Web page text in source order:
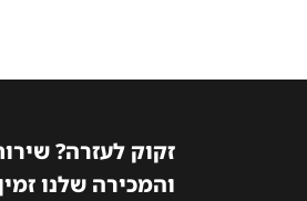
זקוק לעזרה?
והמכירה שלנו